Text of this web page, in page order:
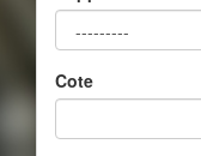
Cote